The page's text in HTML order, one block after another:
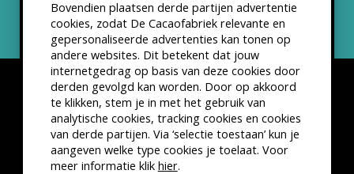
Bovendien plaatsen derde partijen advertentie
cookies, zodat De Cacaofabriek relevante en
gepersonaliseerde advertenties kan tonen op
andere websites. Dit betekent dat jouw
internetgedrag op basis van deze cookies door
derden gevolgd kan worden. Door op akkoord
te klikken, stem je in met het gebruik van
analytische cookies, tracking cookies en cookies
van derde partijen. Via ‘selectie toestaan’ kun je
aangeven welke type cookies je toelaat. Voor
meer informatie klik hier.
Disclaimer Privacyverklaring
Kleine lettertjes
VSCD Bezoekersvoorwaarden